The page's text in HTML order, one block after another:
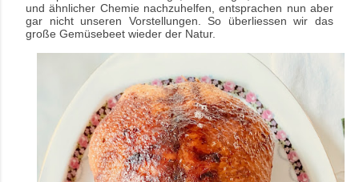
und ähnlicher Chemie nachzuhelfen, entsprachen nun aber
gar nicht unseren Vorstellungen. So überliessen wir das
große Gemüsebeet wieder der Natur.